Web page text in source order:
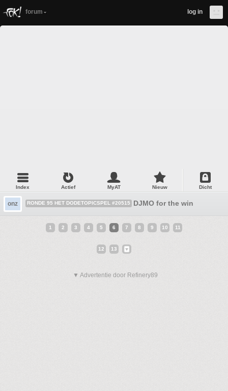
forum log in
Index Actief MyAT Nieuw Dicht
onz RONDE 95 HET DODETOPICSPEL #20515 DJMO for the win
1 2 3 4 5 6 7 8 9 10 11
12 13
▼ Advertentie door Refinery89